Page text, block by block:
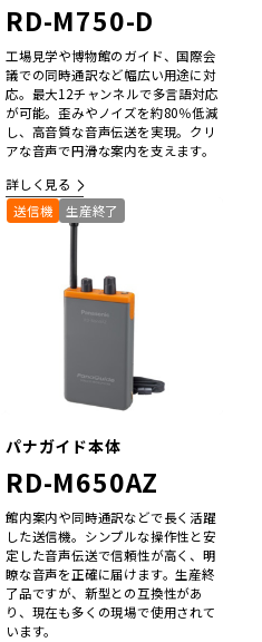
RD-M750-D
工場見学や博物館のガイド、国際会
議での同時通訳など幅広い用途に対
応。最大12チャンネルで多言語対応
が可能。歪みやノイズを約80％低減
し、高音質な音声伝送を実現。クリ
アな音声で円滑な案内を支えます。
詳しく見る
送信機 生産終了
パナガイド本体
RD-M650AZ
館内案内や同時通訳などで長く活躍
した送信機。シンプルな操作性と安
定した音声伝送で信頼性が高く、明
瞭な音声を正確に届けます。生産終
了品ですが、新型との互換性があ
り、現在も多くの現場で使用されて
います。